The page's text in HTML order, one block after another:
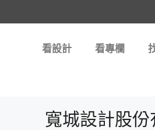
看設計 看專欄
寬城設計股份